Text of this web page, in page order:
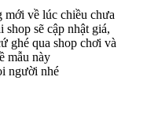
mới về lúc chiều chưa
shop sẽ cập nhật giá,
ghé qua shop chơi và
mẫu này
người nhé